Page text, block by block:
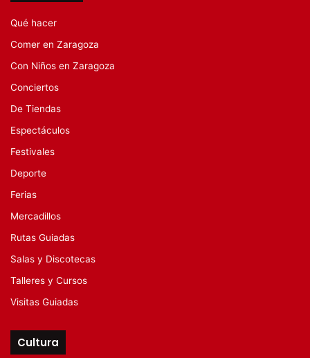
Qué hacer
Comer en Zaragoza
Con Niños en Zaragoza
Conciertos
De Tiendas
Espectáculos
Festivales
Deporte
Ferias
Mercadillos
Rutas Guiadas
Salas y Discotecas
Talleres y Cursos
Visitas Guiadas
Cultura